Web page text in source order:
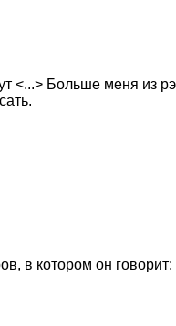
<...> Больше меня
котором он